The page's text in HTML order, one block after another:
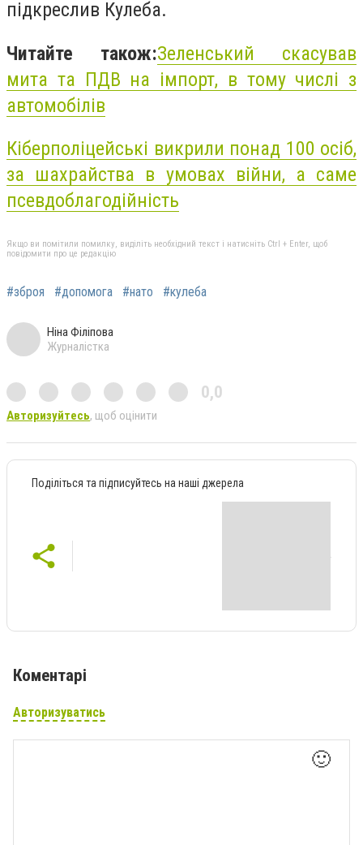
підкреслив Кулеба.
Читайте також:Зеленський скасував
мита та ПДВ на імпорт, в тому числі з
автомобілів
Кіберполіцейські викрили понад 100 осіб,
за шахрайства в умовах війни, а саме
псевдоблагодійність
Якщо ви помітили помилку, виділіть необхідний текст і натисніть Ctrl + Enter, щоб
повідомити про це редакцію
#зброя #допомога #нато #кулеба
Ніна Філіпова
Журналістка
0,0
Авторизуйтесь, щоб оцінити
Поділіться та підписуйтесь на наші джерела
Коментарі
Авторизуватись
🙂